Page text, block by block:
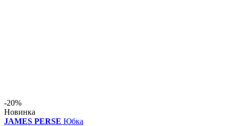
-20%
Новинка
JAMES PERSE Юбка